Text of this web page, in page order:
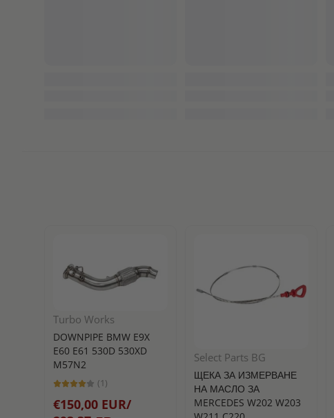
Turbo Works
DOWNPIPE BMW E9X
E60 E61 530D 530XD
M57N2
(1)
€150,00 EUR/
Select Parts BG
ЩЕКА ЗА ИЗМЕРВАНЕ
НА МАСЛО ЗА
MERCEDES W202 W203